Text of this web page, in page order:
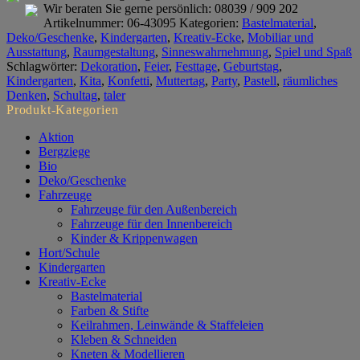
MengeWir beraten Sie gerne persönlich: 08039 / 909 202
Artikelnummer: 06-43095 Kategorien: Bastelmaterial,
Deko/Geschenke, Kindergarten, Kreativ-Ecke, Mobiliar und
Ausstattung, Raumgestaltung, Sinneswahrnehmung, Spiel und Spaß
Schlagwörter: Dekoration, Feier, Festtage, Geburtstag,
Kindergarten, Kita, Konfetti, Muttertag, Party, Pastell, räumliches
Denken, Schultag, taler
Produkt-Kategorien
Aktion
Bergziege
Bio
Deko/Geschenke
Fahrzeuge
Fahrzeuge für den Außenbereich
Fahrzeuge für den Innenbereich
Kinder & Krippenwagen
Hort/Schule
Kindergarten
Kreativ-Ecke
Bastelmaterial
Farben & Stifte
Keilrahmen, Leinwände & Staffeleien
Kleben & Schneiden
Kneten & Modellieren